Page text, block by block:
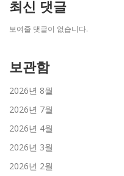
최신 댓글
보여줄 댓글이 없습니다.
보관함
2026년 8월
2026년 7월
2026년 4월
2026년 3월
2026년 2월